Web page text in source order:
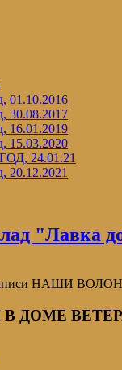
01.10.2016
30.08.2017
16.01.2019
15.03.2020
24.01.21
20.12.2021
"Лавка
НАШИ
ДОМЕ